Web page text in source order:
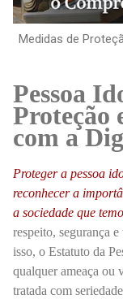
Medidas de
Pessoa
Proteção
com a
Proteger a pessoa
reconhecer a
a sociedade que
respeito, segurança
isso, o Estatuto da
qualquer ameaça ou
tratada com